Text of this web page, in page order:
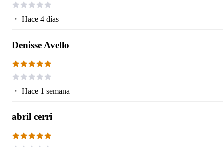
・ Hace 4 días
Denisse Avello
・ Hace 1 semana
abril cerri